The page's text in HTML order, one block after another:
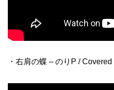
・右肩の蝶 – のりP /